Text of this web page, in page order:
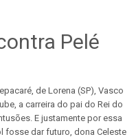
Pelé
de Lorena (SP), Vasco
a carreira do pai do Rei do
E justamente por essa
fosse dar futuro, dona Celeste